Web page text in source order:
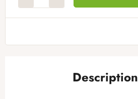
Description